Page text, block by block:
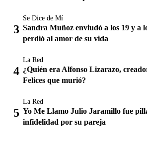
Se Dice de Mí
Sandra Muñoz enviudó a los 19 y a
perdió al amor de su vida
La Red
¿Quién era Alfonso Lizarazo,
Felices que murió?
La Red
Yo Me Llamo Julio Jaramillo fue
infidelidad por su pareja